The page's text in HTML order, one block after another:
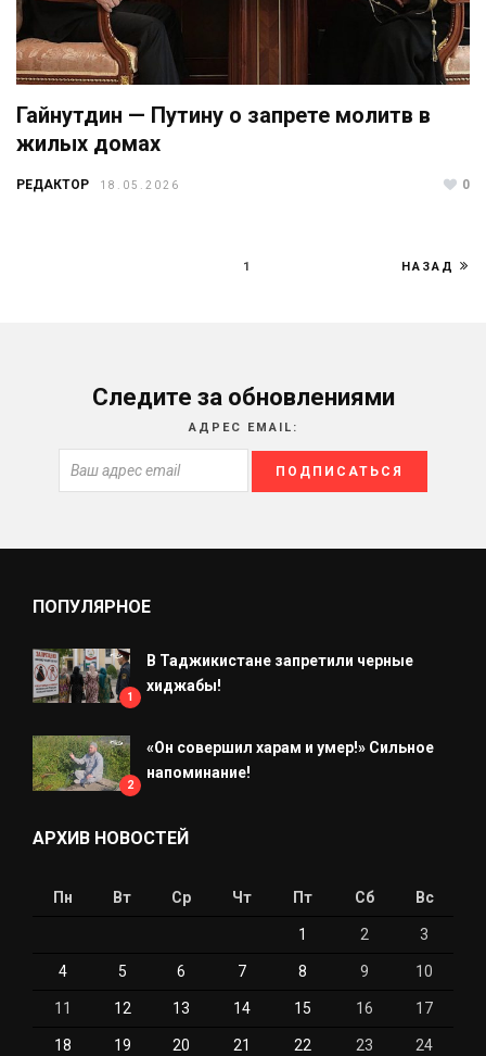
Гайнутдин — Путину о запрете молитв в
жилых домах
РЕДАКТОР 18.05.2026 0
1 НАЗАД
Следите за обновлениями
АДРЕС EMAIL:
ПОПУЛЯРНОЕ
1
В Таджикистане запретили черные
хиджабы!
2
«Он совершил харам и умер!» Сильное
напоминание!
АРХИВ НОВОСТЕЙ
Пн Вт Ср Чт Пт Сб Вс
1 2 3
4 5 6 7 8 9 10
11 12 13 14 15 16 17
18 19 20 21 22 23 24